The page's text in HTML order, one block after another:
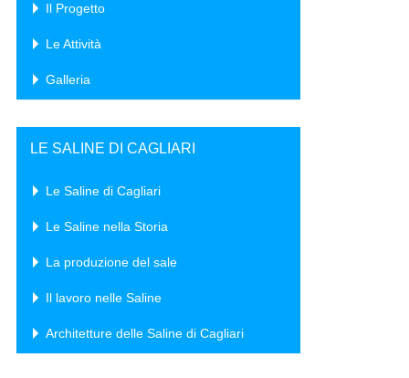
Il Progetto
Le Attività
Galleria
LE SALINE DI CAGLIARI
Le Saline di Cagliari
Le Saline nella Storia
La produzione del sale
Il lavoro nelle Saline
Architetture delle Saline di Cagliari